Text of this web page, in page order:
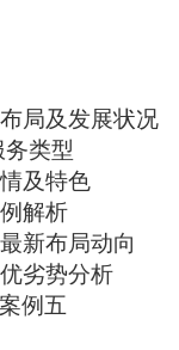
局及发展状况
类型
及特色
解析
新布局动向
劣势分析
例五